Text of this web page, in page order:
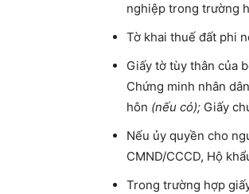
nghiệp trong trường
Tờ khai thuế đất phi
Giấy tờ tùy thân của
Chứng minh nhân
hôn (nếu có); Giấy
Nếu ủy quyền cho
CMND/CCCD, Hộ
Trong trường hợp